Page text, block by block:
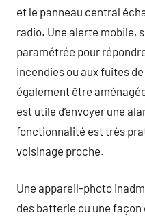
et le panneau central
radio. Une alerte mobile,
paramétrée pour
incendies ou aux fuites
également être
est utile d’envoyer une
fonctionnalité est très
voisinage proche.
Une appareil-photo
des batterie ou une